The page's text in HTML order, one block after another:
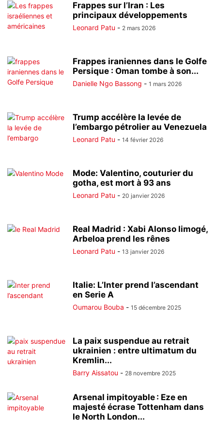
Frappes sur l’Iran : Les
principaux développements
Leonard Patu - 2 mars 2026
Frappes iraniennes dans le Golfe
Persique : Oman tombe à son...
Danielle Ngo Bassong - 1 mars 2026
Trump accélère la levée de
l’embargo pétrolier au Venezuela
Leonard Patu - 14 février 2026
Mode: Valentino, couturier du
gotha, est mort à 93 ans
Leonard Patu - 20 janvier 2026
Real Madrid : Xabi Alonso limogé,
Arbeloa prend les rênes
Leonard Patu - 13 janvier 2026
Italie: L’Inter prend l’ascendant
en Serie A
Oumarou Bouba - 15 décembre 2025
La paix suspendue au retrait
ukrainien : entre ultimatum du
Kremlin...
Barry Aissatou - 28 novembre 2025
Arsenal impitoyable : Eze en
majesté écrase Tottenham dans
le North London...